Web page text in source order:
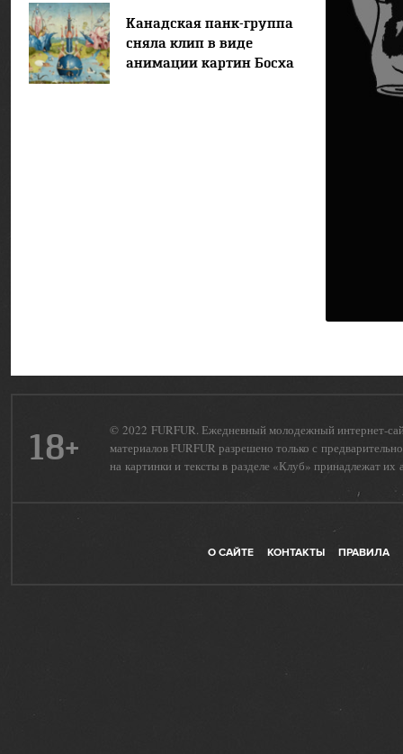
Канадская панк-группа
сняла клип в виде
анимации картин Босха
18+
© 2022 FURFUR. Ежедневный молодежный интернет-
материалов FURFUR разрешено только с
на картинки и тексты в разделе «Клуб» принадлежат их
О САЙТЕ КОНТАКТЫ ПРАВИЛА